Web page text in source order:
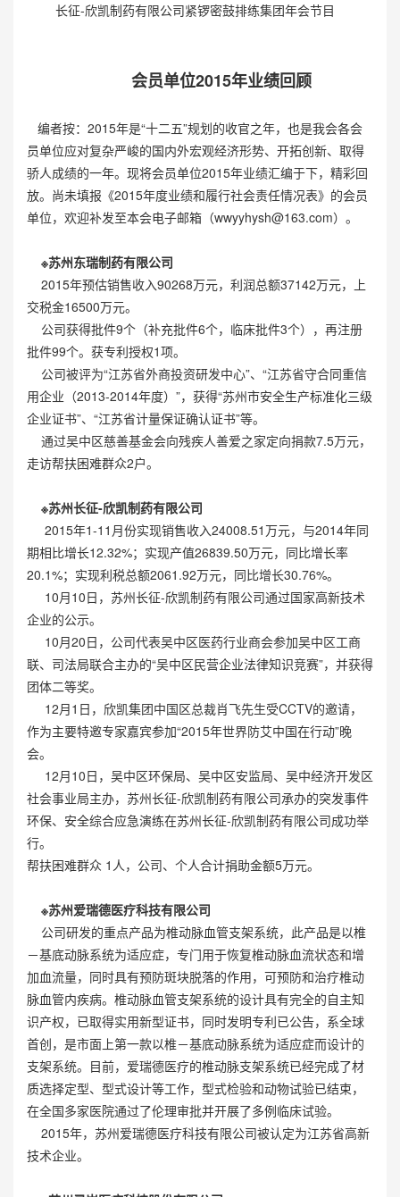
长征-欣凯制药有限公司紧锣密鼓排练集团年会节目
会员单位2015年业绩回顾
编者按：2015年是“十二五”规划的收官之年，也是我会各会
员单位应对复杂严峻的国内外宏观经济形势、开拓创新、取得
骄人成绩的一年。现将会员单位2015年业绩汇编于下，精彩回
放。尚未填报《2015年度业绩和履行社会责任情况表》的会员
单位，欢迎补发至本会电子邮箱（wwyyhysh@163.com）。
※苏州东瑞制药有限公司
2015年预估销售收入90268万元，利润总额37142万元，上
交税金16500万元。
公司获得批件9个（补充批件6个，临床批件3个），再注册
批件99个。获专利授权1项。
公司被评为“江苏省外商投资研发中心”、“江苏省守合同重信
用企业（2013-2014年度）”，获得“苏州市安全生产标准化三级
企业证书”、“江苏省计量保证确认证书”等。
通过吴中区慈善基金会向残疾人善爱之家定向捐款7.5万元，
走访帮扶困难群众2户。
※苏州长征-欣凯制药有限公司
2015年1-11月份实现销售收入24008.51万元，与2014年同
期相比增长12.32%；实现产值26839.50万元，同比增长率
20.1%；实现利税总额2061.92万元，同比增长30.76%。
10月10日，苏州长征-欣凯制药有限公司通过国家高新技术
企业的公示。
10月20日，公司代表吴中区医药行业商会参加吴中区工商
联、司法局联合主办的“吴中区民营企业法律知识竞赛”，并获得
团体二等奖。
12月1日，欣凯集团中国区总裁肖飞先生受CCTV的邀请，
作为主要特邀专家嘉宾参加“2015年世界防艾中国在行动”晚
会。
12月10日，吴中区环保局、吴中区安监局、吴中经济开发区
社会事业局主办，苏州长征-欣凯制药有限公司承办的突发事件
环保、安全综合应急演练在苏州长征-欣凯制药有限公司成功举
行。
帮扶困难群众 1人，公司、个人合计捐助金额5万元。
※苏州爱瑞德医疗科技有限公司
公司研发的重点产品为椎动脉血管支架系统，此产品是以椎
－基底动脉系统为适应症，专门用于恢复椎动脉血流状态和增
加血流量，同时具有预防斑块脱落的作用，可预防和治疗椎动
脉血管内疾病。椎动脉血管支架系统的设计具有完全的自主知
识产权，已取得实用新型证书，同时发明专利已公告，系全球
首创，是市面上第一款以椎－基底动脉系统为适应症而设计的
支架系统。目前，爱瑞德医疗的椎动脉支架系统已经完成了材
质选择定型、型式设计等工作，型式检验和动物试验已结束，
在全国多家医院通过了伦理审批并开展了多例临床试验。
2015年，苏州爱瑞德医疗科技有限公司被认定为江苏省高新
技术企业。